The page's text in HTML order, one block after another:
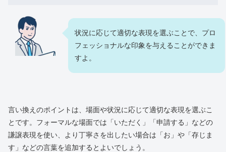
状況に応じて適切な表現を選ぶことで、プロ
フェッショナルな印象を与えることができま
すよ。
言い換えのポイントは、場面や状況に応じて適切な表現を選ぶこ
とです。フォーマルな場面では「いただく」「申請する」などの
謙譲表現を使い、より丁寧さを出したい場合は「お」や「存じま
す」などの言葉を追加するとよいでしょう。